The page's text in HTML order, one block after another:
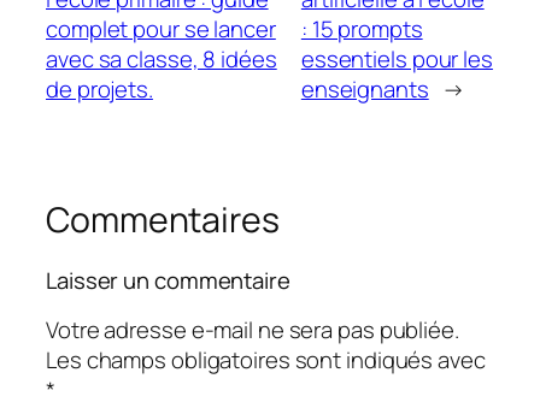
complet pour se lancer
avec sa classe, 8 idées
de projets.
: 15 prompts
essentiels pour les
enseignants →
Commentaires
Laisser un commentaire
Votre adresse e-mail ne sera pas publiée.
Les champs obligatoires sont indiqués avec
*